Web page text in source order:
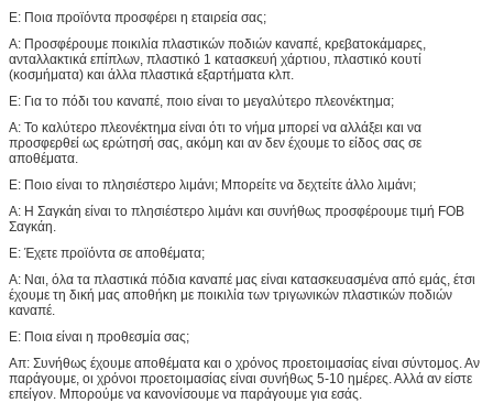
Ε: Ποια προϊόντα προσφέρει η εταιρεία σας;
Α: Προσφέρουμε ποικιλία πλαστικών ποδιών καναπέ, κρεβατοκάμαρες,
ανταλλακτικά επίπλων, πλαστικό 1 κατασκευή χάρτιου, πλαστικό κουτί
(κοσμήματα) και άλλα πλαστικά εξαρτήματα κλπ.
Ε: Για το πόδι του καναπέ, ποιο είναι το μεγαλύτερο πλεονέκτημα;
Α: Το καλύτερο πλεονέκτημα είναι ότι το νήμα μπορεί να αλλάξει και να
προσφερθεί ως ερώτησή σας, ακόμη και αν δεν έχουμε το είδος σας σε
αποθέματα.
Ε: Ποιο είναι το πλησιέστερο λιμάνι; Μπορείτε να δεχτείτε άλλο λιμάνι;
Α: Η Σαγκάη είναι το πλησιέστερο λιμάνι και συνήθως προσφέρουμε τιμή FOB
Σαγκάη.
Ε: Έχετε προϊόντα σε αποθέματα;
Α: Ναι, όλα τα πλαστικά πόδια καναπέ μας είναι κατασκευασμένα από εμάς, έτσι
έχουμε τη δική μας αποθήκη με ποικιλία των τριγωνικών πλαστικών ποδιών
καναπέ.
Ε: Ποια είναι η προθεσμία σας;
Απ: Συνήθως έχουμε αποθέματα και ο χρόνος προετοιμασίας είναι σύντομος. Αν
παράγουμε, οι χρόνοι προετοιμασίας είναι συνήθως 5-10 ημέρες. Αλλά αν είστε
επείγον. Μπορούμε να κανονίσουμε να παράγουμε για εσάς.